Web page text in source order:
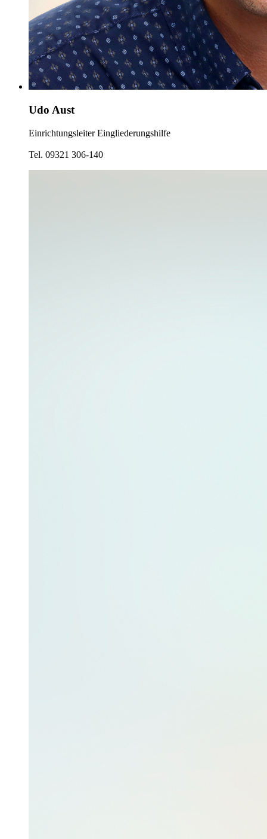
Udo Aust
Einrichtungsleiter Eingliederungshilfe
Tel. 09321 306-140